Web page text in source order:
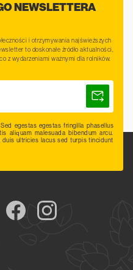
NEWSLETTERA
i otrzymywania najświeższych
to doskonałe źródło aktualności,
z wydarzeniami ważnymi dla rolników.
egestas egestas fringilla phasellus
aliquam malesuada bibendum arcu.
duis ultricies lacus sed turpis tincidunt